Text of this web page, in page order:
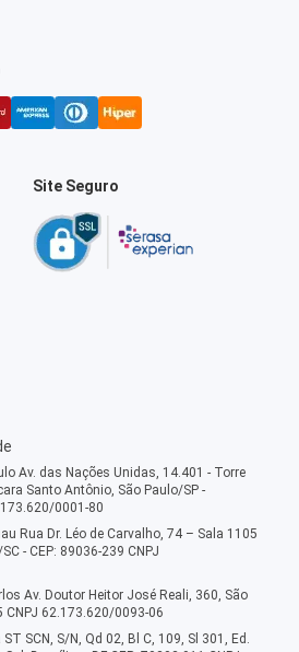
Site Seguro
Av. das Nações Unidas, 14.401 - Torre
Santo Antônio, São Paulo/SP -
0001-80
Rua Dr. Léo de Carvalho, 74 – Sala 1105
- CEP: 89036-239 CNPJ
Av. Doutor Heitor José Reali, 360, São
CNPJ 62.173.620/0093-06
SCN, S/N, Qd 02, Bl C, 109, Sl 301, Ed.